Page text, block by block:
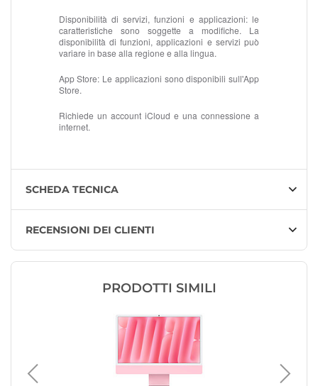
Disponibilità di servizi, funzioni e applicazioni:le
caratteristiche sono soggette a modifiche. La
disponibilità di funzioni, applicazioni e servizi può
variare in base alla regione e alla lingua.
App Store: Le applicazioni sono disponibili sull'App
Store.
Richiede un account iCloud e una connessione a
internet.
SCHEDA TECNICA
RECENSIONI DEI CLIENTI
PRODOTTI SIMILI